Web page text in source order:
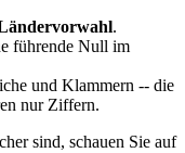
.
führende Null im
und Klammern -- die
nur Ziffern.
sind, schauen Sie auf